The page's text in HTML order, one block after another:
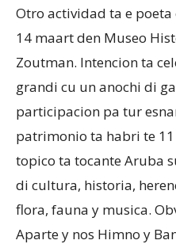
Otro actividad ta e
14 maart den Museo
Zoutman. Intencion ta
grandi cu un anochi di
participacion pa tur
patrimonio ta habri te
topico ta tocante Aruba
di cultura, historia,
flora, fauna y musica.
Aparte y nos Himno y